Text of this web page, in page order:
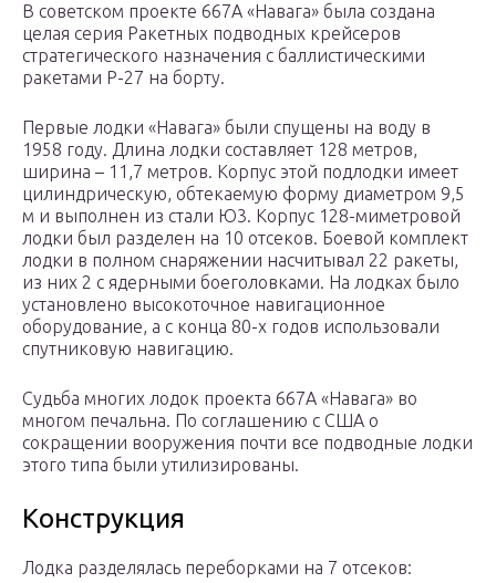
В советском проекте 667А «Навага» была создана
целая серия Ракетных подводных крейсеров
стратегического назначения с баллистическими
ракетами Р-27 на борту.
Первые лодки «Навага» были спущены на воду в
1958 году. Длина лодки составляет 128 метров,
ширина – 11,7 метров. Корпус этой подлодки имеет
цилиндрическую, обтекаемую форму диаметром 9,5
м и выполнен из стали Ю3. Корпус 128-миметровой
лодки был разделен на 10 отсеков. Боевой комплект
лодки в полном снаряжении насчитывал 22 ракеты,
из них 2 с ядерными боеголовками. На лодках было
установлено высокоточное навигационное
оборудование, а с конца 80-х годов использовали
спутниковую навигацию.
Судьба многих лодок проекта 667А «Навага» во
многом печальна. По соглашению с США о
сокращении вооружения почти все подводные лодки
этого типа были утилизированы.
Конструкция
Лодка разделялась переборками на 7 отсеков: